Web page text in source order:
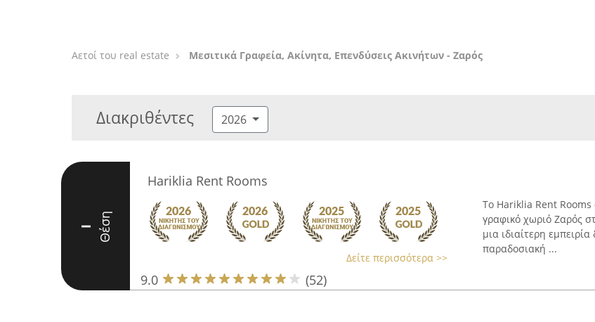
Αετοί του real estate Μεσιτικά Γραφεία, Ακίνητα, Επενδύσεις Ακινήτων - Ζαρός
Διακριθέντες 2026
I Θέση
Hariklia Rent Rooms
Δείτε περισσότερα >>
9.0 (52)
Το Hariklia Rent Rooms
γραφικό χωριό Ζαρός
μια ιδιαίτερη
παραδοσιακή ...